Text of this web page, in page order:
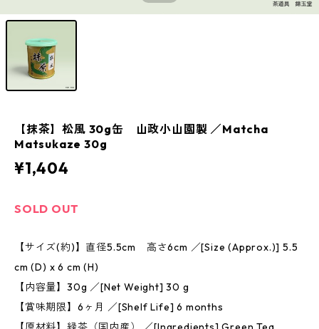
【抹茶】松風 30g缶 山政小山園製 ／Matcha
Matsukaze 30g
¥1,404
SOLD OUT
【サイズ(約)】直径5.5cm 高さ6cm ／[Size (Approx.)] 5.5
cm (D) x 6 cm (H)
【内容量】30g ／[Net Weight] 30 g
【賞味期限】6ヶ月 ／[Shelf Life] 6 months